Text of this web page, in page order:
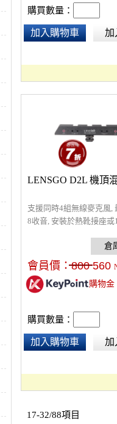
播高品質，表面類膚材質
指紋。
購買數量：
加入購物車 加
LENSGO D2L 機頂
支援同時4組無線麥克風,
8收音, 安裝於熱靴接座或
材質輕巧耐用, 重量85g,
19.2*23*2.7cm
會員價：800 560
購物金
購買數量：
加入購物車 加
17-32/88項目